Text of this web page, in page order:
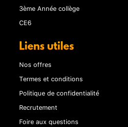
3ème Année collège
CE6
Liens utiles
Nos offres
Termes et conditions
Politique de confidentialité
Recrutement
Foire aux questions